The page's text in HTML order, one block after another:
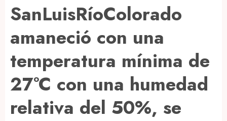
SanLuisRíoColorado
amaneció con una
temperatura mínima de
27°C con una humedad
relativa del 50%, se